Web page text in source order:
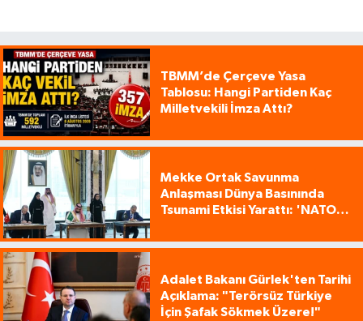
TBMM’de Çerçeve Yasa
Tablosu: Hangi Partiden Kaç
Milletvekili İmza Attı?
Mekke Ortak Savunma
Anlaşması Dünya Basınında
Tsunami Etkisi Yarattı: 'NATO
Adalet Bakanı Gürlek'ten Tarihi
Açıklama: "Terörsüz Türkiye
İçin Şafak Sökmek Üzere!"